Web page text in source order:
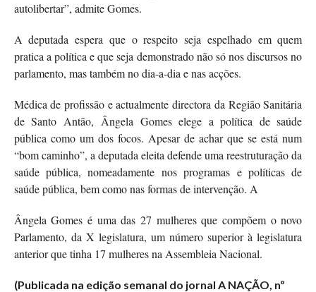
autolibertar”, admite Gomes.
A deputada espera que o respeito seja espelhado em quem
pratica a política e que seja demonstrado não só nos discursos no
parlamento, mas também no dia-a-dia e nas acções.
Médica de profissão e actualmente directora da Região Sanitária
de Santo Antão, Ângela Gomes elege a política de saúde
pública como um dos focos. Apesar de achar que se está num
“bom caminho”, a deputada eleita defende uma reestruturação da
saúde pública, nomeadamente nos programas e políticas de
saúde pública, bem como nas formas de intervenção. A
Ângela Gomes é uma das 27 mulheres que compõem o novo
Parlamento, da X legislatura, um número superior à legislatura
anterior que tinha 17 mulheres na Assembleia Nacional.
(Publicada na edição semanal do jornal A NAÇÃO, nº